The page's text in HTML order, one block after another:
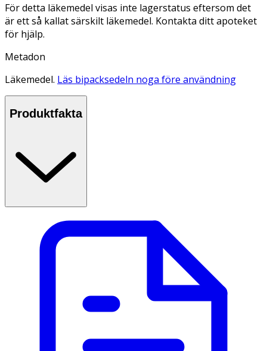
För detta läkemedel visas inte lagerstatus eftersom det
är ett så kallat särskilt läkemedel. Kontakta ditt apoteket
för hjälp.
Metadon
Läkemedel. Läs bipacksedeln noga före användning
Produktfakta